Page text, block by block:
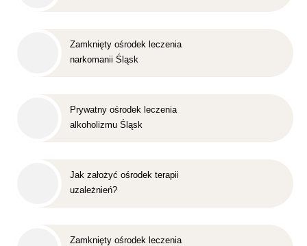
Zamknięty ośrodek leczenia
narkomanii Śląsk
Prywatny ośrodek leczenia
alkoholizmu Śląsk
Jak założyć ośrodek terapii
uzależnień?
Zamknięty ośrodek leczenia